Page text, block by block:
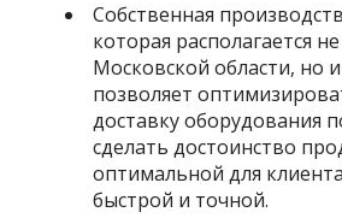
Собственная
которая располагается
Московской области, но
позволяет
доставку оборудования
сделать достоинство
оптимальной для
быстрой и точной.